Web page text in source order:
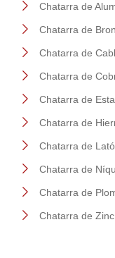
Chatarra de
Chatarra de
Chatarra de
Chatarra de
Chatarra de
Chatarra de
Chatarra de
Chatarra de
Chatarra de
Chatarra de Zinc